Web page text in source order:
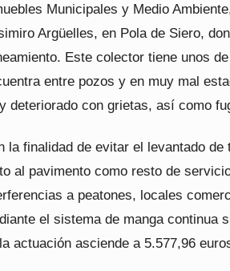
Municipales y Medio
Argüelles, en Pola de Siero,
Este colector tiene unos
entre pozos y en muy mal
deteriorado con grietas, así como
la finalidad de evitar el levantado
al pavimento como resto de
a peatones, locales
el sistema de manga continua
actuación asciende a 5.577,96